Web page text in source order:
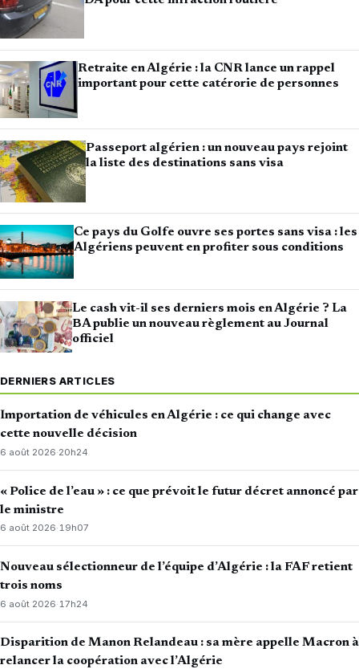
Retraite en Algérie : la CNR lance un rappel
important pour cette catérorie de personnes
Passeport algérien : un nouveau pays rejoint
la liste des destinations sans visa
Ce pays du Golfe ouvre ses portes sans visa : les
Algériens peuvent en profiter sous conditions
Le cash vit-il ses derniers mois en Algérie ? La
BA publie un nouveau règlement au Journal
officiel
DERNIERS ARTICLES
Importation de véhicules en Algérie : ce qui change avec
cette nouvelle décision
6 août 2026·20h24
« Police de l’eau » : ce que prévoit le futur décret annoncé par
le ministre
6 août 2026·19h07
Nouveau sélectionneur de l’équipe d’Algérie : la FAF retient
trois noms
6 août 2026·17h24
Disparition de Manon Relandeau : sa mère appelle Macron à
relancer la coopération avec l’Algérie